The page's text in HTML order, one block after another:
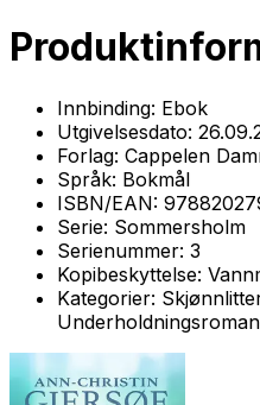
Innbinding: Ebok
Utgivelsesdato:
Forlag: Cappelen
Språk: Bokmål
ISBN/EAN:
Serie: Sommersholm
Serienummer: 3
Kopibeskyttelse:
Kategorier: